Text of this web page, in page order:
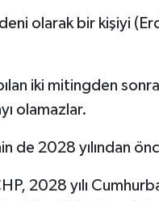
olarak bir kişiyi
iki mitingden
olamazlar.
de 2028 yılından
2028 yılı